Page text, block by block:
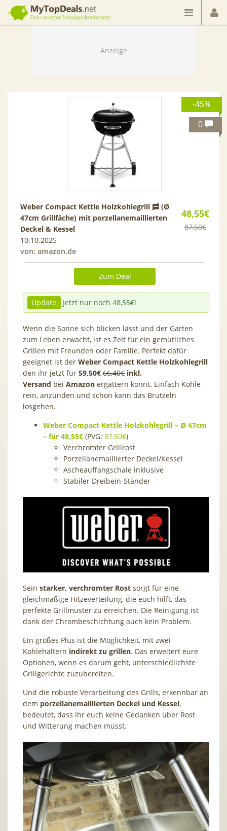
Dein smarter Schnäppchenberater
-45%
0
48,55€
87,50€
Weber Compact Kettle Holzkohlegrill 🥓 (Ø
47cm Grillfäche) mit porzellanemaillierten
Deckel & Kessel
10.10.2025
von: amazon.de
Zum Deal
Update Jetzt nur noch 48,55€!
Wenn die Sonne sich blicken lässt und der Garten
zum Leben erwacht, ist es Zeit für ein gemütliches
Grillen mit Freunden oder Familie. Perfekt dafür
geeignet ist der Weber Compact Kettle Holzkohlegrill
den ihr jetzt für 59,50€ 66,40€ inkl.
Versand bei Amazon ergattern könnt. Einfach Kohle
rein, anzünden und schon kann das Brutzeln
losgehen.
Weber Compact Kettle Holzkohlegrill – Ø 47cm
– für 48,55€ (PVG: 87,50€)
Verchromter Grillrost
Porzellanemaillierter Deckel/Kessel
Ascheauffangschale inklusive
Stabiler Dreibein-Ständer
Sein starker, verchromter Rost sorgt für eine
gleichmäßige Hitzeverteilung, die euch hilft, das
perfekte Grillmuster zu erreichen. Die Reinigung ist
dank der Chrombeschichtung auch kein Problem.
Ein großes Plus ist die Möglichkeit, mit zwei
Kohlehaltern indirekt zu grillen. Das erweitert eure
Optionen, wenn es darum geht, unterschiedlichste
Grillgerichte zuzubereiten.
Und die robuste Verarbeitung des Grills, erkennbar an
dem porzellanemaillierten Deckel und Kessel,
bedeutet, dass ihr euch keine Gedanken über Rost
und Witterung machen müsst.